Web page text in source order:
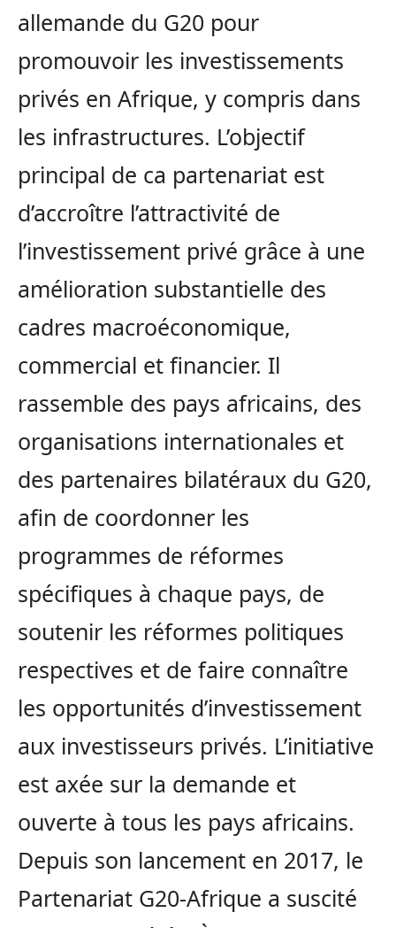
allemande du G20 pour
promouvoir les investissements
privés en Afrique, y compris dans
les infrastructures. L’objectif
principal de ca partenariat est
d’accroître l’attractivité de
l’investissement privé grâce à une
amélioration substantielle des
cadres macroéconomique,
commercial et financier. Il
rassemble des pays africains, des
organisations internationales et
des partenaires bilatéraux du G20,
afin de coordonner les
programmes de réformes
spécifiques à chaque pays, de
soutenir les réformes politiques
respectives et de faire connaître
les opportunités d’investissement
aux investisseurs privés. L’initiative
est axée sur la demande et
ouverte à tous les pays africains.
Depuis son lancement en 2017, le
Partenariat G20-Afrique a suscité